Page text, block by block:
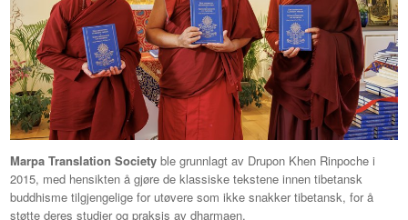
Marpa Translation Society ble grunnlagt av Drupon Khen Rinpoche i
2015, med hensikten å gjøre de klassiske tekstene innen tibetansk
buddhisme tilgjengelige for utøvere som ikke snakker tibetansk, for å
støtte deres studier og praksis av dharmaen.